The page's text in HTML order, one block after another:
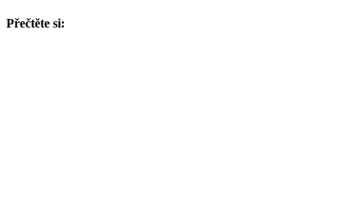
Přečtěte si: